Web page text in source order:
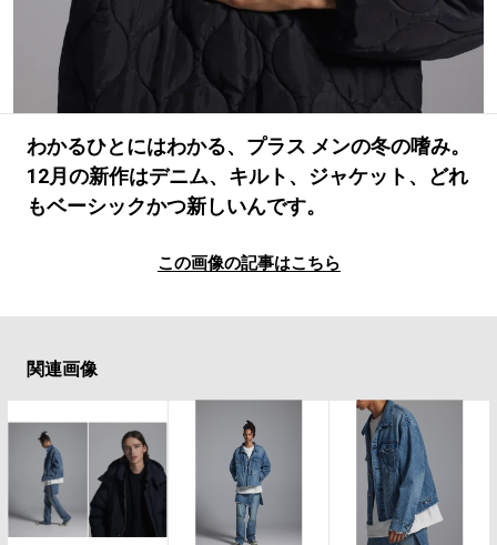
わかるひとにはわかる、プラス メンの冬の嗜み。
12月の新作はデニム、キルト、ジャケット、どれ
もベーシックかつ新しいんです。
この画像の記事はこちら
関連画像